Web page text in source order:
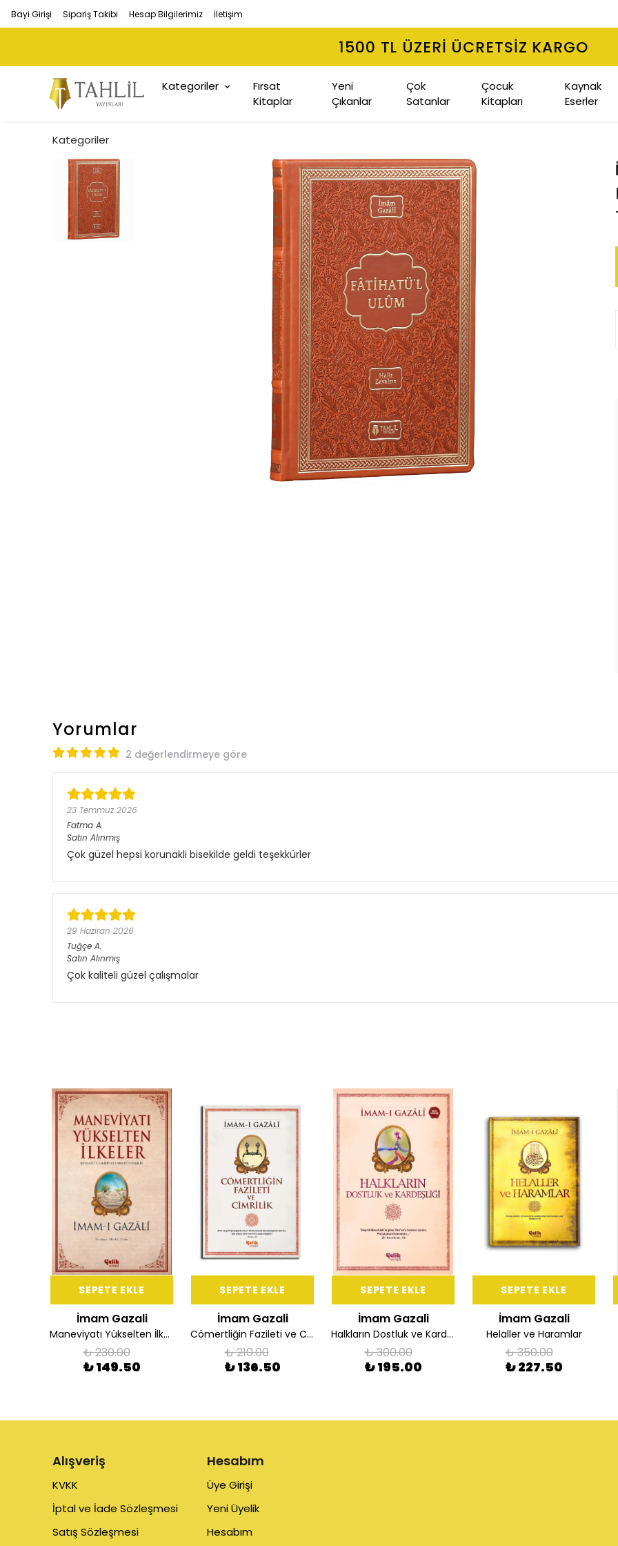
Bayi Girişi Sipariş Takibi Hesap Bilgilerimiz İletişim
1500 TL ÜZERI ÜCRETSIZ KARGO
Kategoriler
Fırsat
Kitaplar
Yeni
Çıkanlar
Çok
Satanlar
Çocuk
Kitapları
Kaynak
Eserler
Kategoriler
Yorumlar
2 değerlendirmeye göre
23 Temmuz 2026
Fatma A.
Satın Alınmış
Çok güzel hepsi korunakli bisekilde geldi teşekkürler
29 Haziran 2026
Tuğçe A.
Satın Alınmış
Çok kaliteli güzel çalışmalar
SEPETE EKLE
İmam Gazali
Maneviyatı Yükselten İlkeler
₺ 230.00
₺ 149.50
SEPETE EKLE
İmam Gazali
Cömertliğin Fazileti ve Cimrilik
₺ 210.00
₺ 136.50
SEPETE EKLE
İmam Gazali
Halkların Dostluk ve Kardeşliği
₺ 300.00
₺ 195.00
SEPETE EKLE
İmam Gazali
Helaller ve Haramlar
₺ 350.00
₺ 227.50
Alışveriş
KVKK
İptal ve İade Sözleşmesi
Satış Sözleşmesi
Hesabım
Üye Girişi
Yeni Üyelik
Hesabım